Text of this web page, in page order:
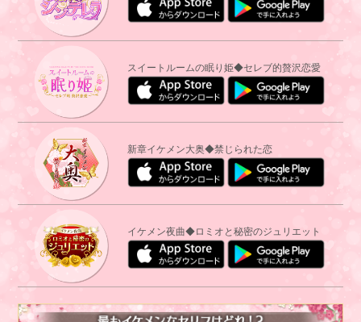
スイートルームの眠り姫◆セレブ的贅沢恋愛
新章イケメン大奥◆禁じられた恋
イケメン夜曲◆ロミオと秘密のジュリエット